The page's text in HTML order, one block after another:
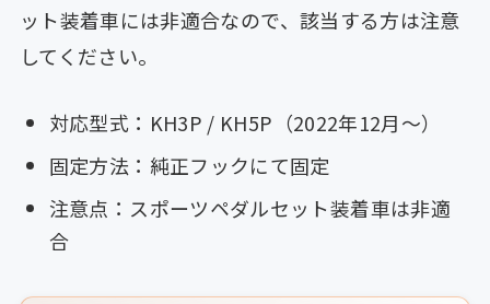
ット装着車には非適合なので、該当する方は注意
してください。
対応型式：KH3P / KH5P（2022年12月〜）
固定方法：純正フックにて固定
注意点：スポーツペダルセット装着車は非適
合